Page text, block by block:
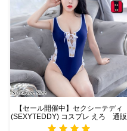
【セール開催中】セクシーテディ
(SEXYTEDDY) コスプレ えろ 通販